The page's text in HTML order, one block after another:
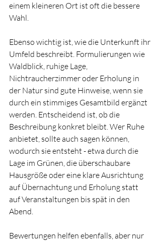
einem kleineren Ort ist oft die bessere
Wahl.
Ebenso wichtig ist, wie die Unterkunft ihr
Umfeld beschreibt. Formulierungen wie
Waldblick, ruhige Lage,
Nichtraucherzimmer oder Erholung in
der Natur sind gute Hinweise, wenn sie
durch ein stimmiges Gesamtbild ergänzt
werden. Entscheidend ist, ob die
Beschreibung konkret bleibt. Wer Ruhe
anbietet, sollte auch sagen können,
wodurch sie entsteht - etwa durch die
Lage im Grünen, die überschaubare
Hausgröße oder eine klare Ausrichtung
auf Übernachtung und Erholung statt
auf Veranstaltungen bis spät in den
Abend.
Bewertungen helfen ebenfalls, aber nur